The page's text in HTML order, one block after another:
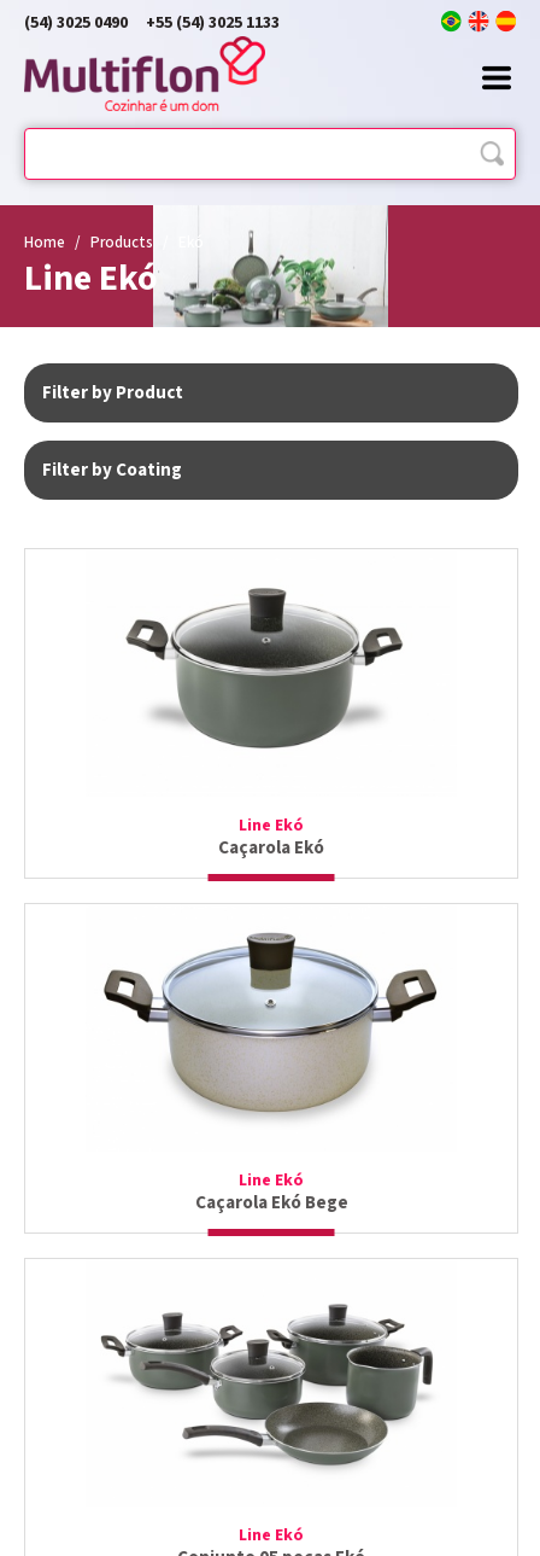
(54) 3025 0490 +55 (54) 3025 1133
Home / Products Ekó
Line Ekó
Filter by Product
Filter by Coating
Line Ekó
Caçarola Ekó
Line Ekó
Caçarola Ekó Bege
Line Ekó